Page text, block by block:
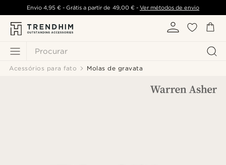
Procurar
Envio 4,95 €- Grátis a partir de 49,00 €- Ver métodos de envio
Acessórios para fato Molas de gravata